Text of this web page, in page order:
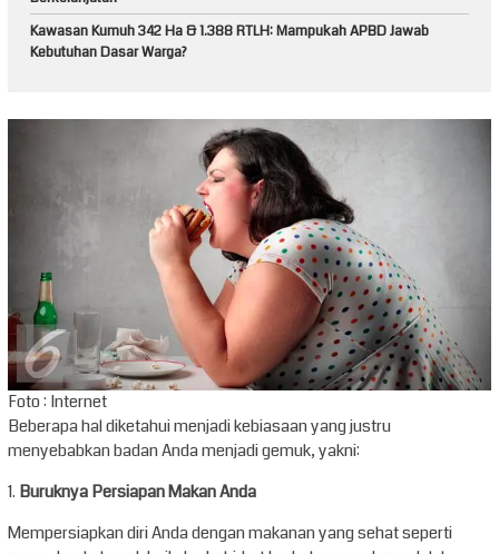
Kawasan Kumuh 342 Ha & 1.388 RTLH: Mampukah APBD Jawab
Kebutuhan Dasar Warga?
Foto : Internet
Beberapa hal diketahui menjadi kebiasaan yang justru
menyebabkan badan Anda menjadi gemuk, yakni:
1. Buruknya Persiapan Makan Anda
Mempersiapkan diri Anda dengan makanan yang sehat seperti